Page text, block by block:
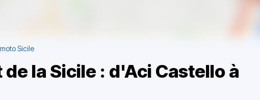
Sicile
de la Sicile : d'Aci Castello à